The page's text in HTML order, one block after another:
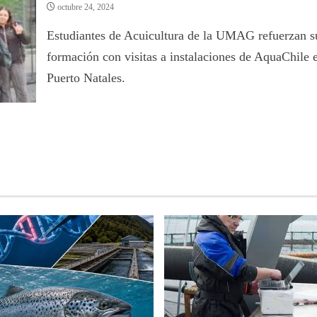
octubre 24, 2024
Estudiantes de Acuicultura de la UMAG refuerzan
formación con visitas a instalaciones de AquaChile
Puerto Natales.